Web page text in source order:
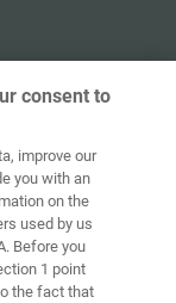
Вхід
consent to
improve our
you with an
on the
used by us
Before you
1 point
the fact that